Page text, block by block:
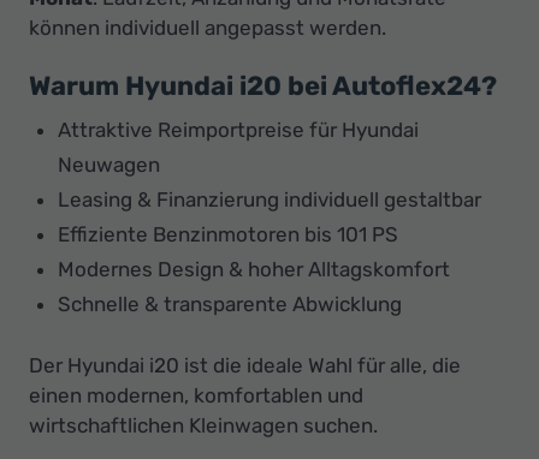
können individuell angepasst werden.
Warum Hyundai i20 bei Autoflex24?
Attraktive Reimportpreise für Hyundai
Neuwagen
Leasing & Finanzierung individuell gestaltbar
Effiziente Benzinmotoren bis 101 PS
Modernes Design & hoher Alltagskomfort
Schnelle & transparente Abwicklung
Der Hyundai i20 ist die ideale Wahl für alle, die
einen modernen, komfortablen und
wirtschaftlichen Kleinwagen suchen.